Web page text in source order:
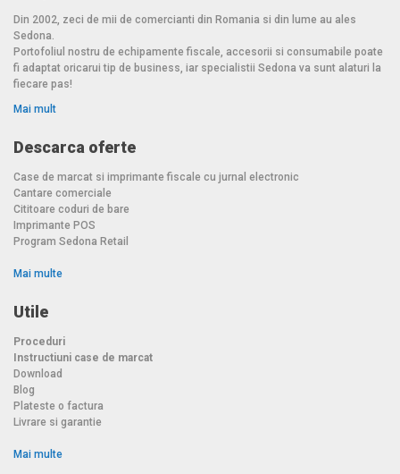
Din 2002, zeci de mii de comercianti din Romania si din lume au ales
Sedona.
Portofoliul nostru de echipamente fiscale, accesorii si consumabile poate
fi adaptat oricarui tip de business, iar specialistii Sedona va sunt alaturi la
fiecare pas!
Mai mult
Descarca oferte
Case de marcat si imprimante fiscale cu jurnal electronic
Cantare comerciale
Cititoare coduri de bare
Imprimante POS
Program Sedona Retail
Mai multe
Utile
Proceduri
Instructiuni case de marcat
Download
Blog
Plateste o factura
Livrare si garantie
Mai multe